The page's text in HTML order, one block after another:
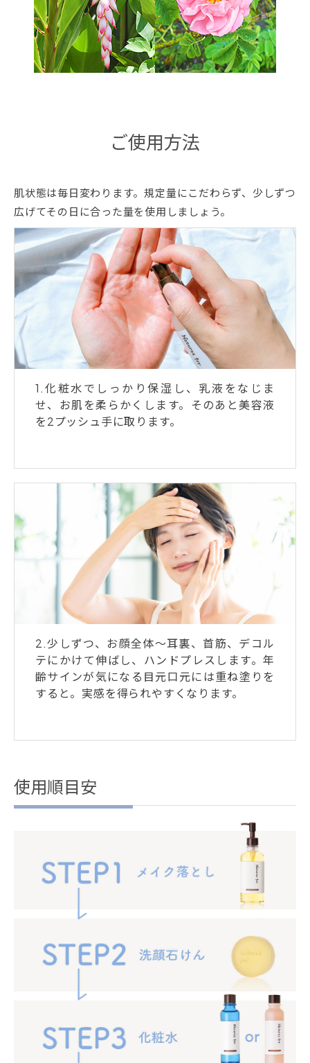
ご使用方法
肌状態は毎日変わります。規定量にこだわらず、少しずつ
広げてその日に合った量を使用しましょう。
1.化粧水でしっかり保湿し、乳液をなじま
せ、お肌を柔らかくします。そのあと美容液
を2プッシュ手に取ります。
2.少しずつ、お顔全体～耳裏、首筋、デコル
テにかけて伸ばし、ハンドプレスします。年
齢サインが気になる目元口元には重ね塗りを
すると。実感を得られやすくなります。
使用順目安